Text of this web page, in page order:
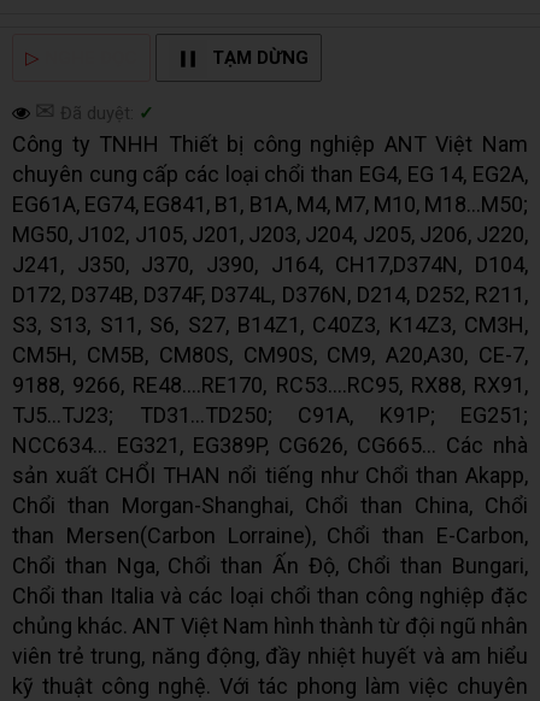
▷ TẠM DỪNG
✉ Đã duyệt: ✓
Công ty TNHH Thiết bị công nghiệp ANT Việt Nam
chuyên cung cấp các loại chổi than EG4, EG 14, EG2A,
EG61A, EG74, EG841, B1, B1A, M4, M7, M10, M18…M50;
MG50, J102, J105, J201, J203, J204, J205, J206, J220,
J241, J350, J370, J390, J164, CH17,D374N, D104,
D172, D374B, D374F, D374L, D376N, D214, D252, R211,
S3, S13, S11, S6, S27, B14Z1, C40Z3, K14Z3, CM3H,
CM5H, CM5B, CM80S, CM90S, CM9, A20,A30, CE-7,
9188, 9266, RE48….RE170, RC53….RC95, RX88, RX91,
TJ5…TJ23; TD31…TD250; C91A, K91P; EG251;
NCC634… EG321, EG389P, CG626, CG665… Các nhà
sản xuất CHỔI THAN nổi tiếng như Chổi than Akapp,
Chổi than Morgan-Shanghai, Chổi than China, Chổi
than Mersen(Carbon Lorraine), Chổi than E-Carbon,
Chổi than Nga, Chổi than Ấn Độ, Chổi than Bungari,
Chổi than Italia và các loại chổi than công nghiệp đặc
chủng khác. ANT Việt Nam hình thành từ đội ngũ nhân
viên trẻ trung, năng động, đầy nhiệt huyết và am hiểu
kỹ thuật công nghệ. Với tác phong làm việc chuyên